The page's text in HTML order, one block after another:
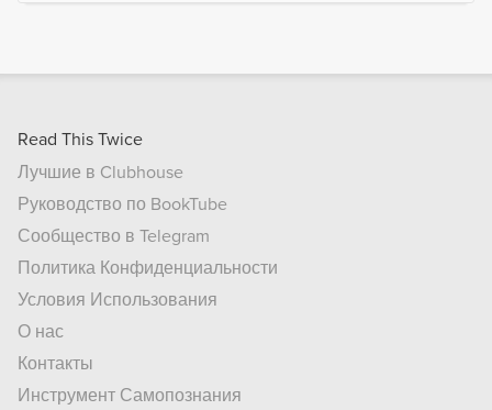
Read This Twice
Лучшие в Clubhouse
Руководство по BookTube
Сообщество в Telegram
Политика Конфиденциальности
Условия Использования
О нас
Контакты
Инструмент Самопознания